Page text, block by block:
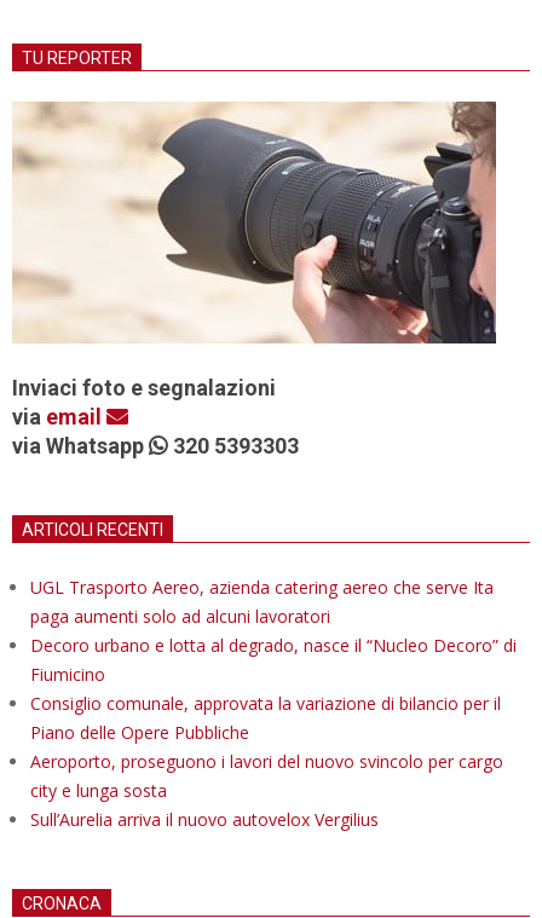
TU REPORTER
Inviaci foto e segnalazioni
via email
via Whatsapp
320 5393303
ARTICOLI RECENTI
UGL Trasporto Aereo, azienda catering aereo che serve Ita
paga aumenti solo ad alcuni lavoratori
Decoro urbano e lotta al degrado, nasce il “Nucleo Decoro” di
Fiumicino
Consiglio comunale, approvata la variazione di bilancio per il
Piano delle Opere Pubbliche
Aeroporto, proseguono i lavori del nuovo svincolo per cargo
city e lunga sosta
Sull’Aurelia arriva il nuovo autovelox Vergilius
CRONACA